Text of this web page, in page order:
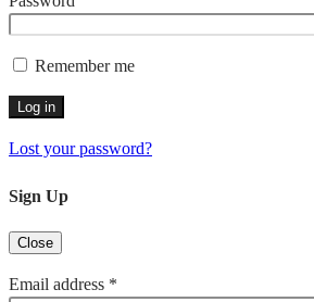
Remember me
Log in
Lost your password?
Sign Up
Close
Email address *